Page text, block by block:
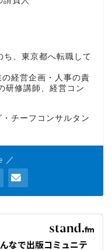
ち、東京都へ転職して
経営企画・人事の責
研修講師、経営コン
チーフコンサルタン
／